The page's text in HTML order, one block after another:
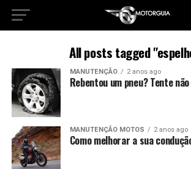
All posts tagged
MANUTENÇÃO 2 anos ago
Rebentou um pneu? Tente
MANUTENÇÃO MOTOS 2 anos ago
Como melhorar a sua